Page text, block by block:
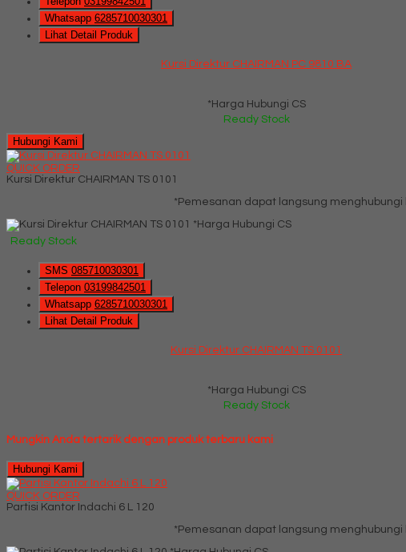
Whatsapp 6285710030301
Lihat Detail Produk
Kursi Direktur CHAIRMAN PC 9810 BA
*Harga Hubungi CS
Ready Stock
Hubungi Kami
QUICK ORDER
Kursi Direktur CHAIRMAN TS 0101
*Pemesanan dapat langsung menghubungi
*Harga Hubungi CS
Ready Stock
SMS 085710030301
Telepon 03199842501
Whatsapp 6285710030301
Lihat Detail Produk
Kursi Direktur CHAIRMAN TS 0101
*Harga Hubungi CS
Ready Stock
Mungkin Anda tertarik dengan produk terbaru kami
Hubungi Kami
QUICK ORDER
Partisi Kantor Indachi 6 L 120
*Pemesanan dapat langsung menghubungi